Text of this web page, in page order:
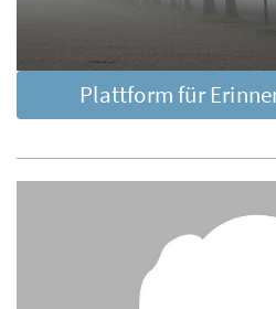
Plattform für